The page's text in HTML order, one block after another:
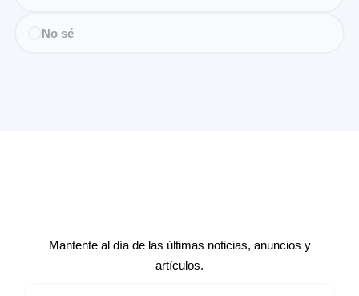
No sé
Mantente al día de las últimas noticias, anuncios y
artículos.